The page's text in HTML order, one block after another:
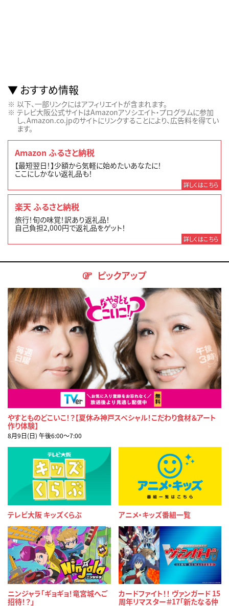
おすすめ情報
以下、一部リンクにはアフィリエイトが含まれます。
テレビ大阪公式サイトはAmazonアソシエイト・プログラムに参加
し、Amazon.co.jpのサイトにリンクすることにより、広告料を得てい
ます。
Amazon ふるさと納税
【最短翌日！】少額から気軽に始めたいあなたに！
ここにしかない返礼品も！
詳しくはこちら
楽天 ふるさと納税
旅行！旬の味覚！訳あり返礼品！
自己負担2,000円で返礼品をゲット！
詳しくはこちら
ピックアップ
やすとものどこいこ！？【夏休み神戸スペシャル！こだわり食材＆アート
作り体験】
8月9日(日) 午後6:00〜7:00
テレビ大阪 キッズくらぶ アニメ・キッズ番組一覧
ニンジャラ「ギョギョ！竜宮城へご
招待！？」
カードファイト！！ ヴァンガード 15
周年リマスター＃17「新たなる仲